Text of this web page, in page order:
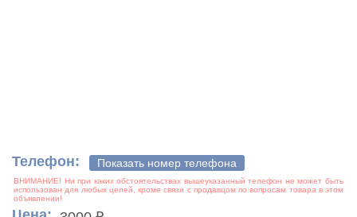
Телефон: Показать номер телефона